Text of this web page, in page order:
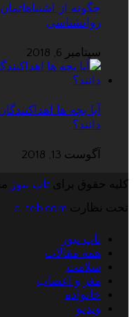
چگونه از
روانشناسی
سپتامبر 6, 2018
آیا بچه ها
دانند؟
آگوست 13, 2018
کلیه حقوق برای تاپ نیوز
تحت نظارت e-teb.com
تاپ نیوز
همه مقالات
سلامت
مغز و اعصاب
خانواده
ویدیو